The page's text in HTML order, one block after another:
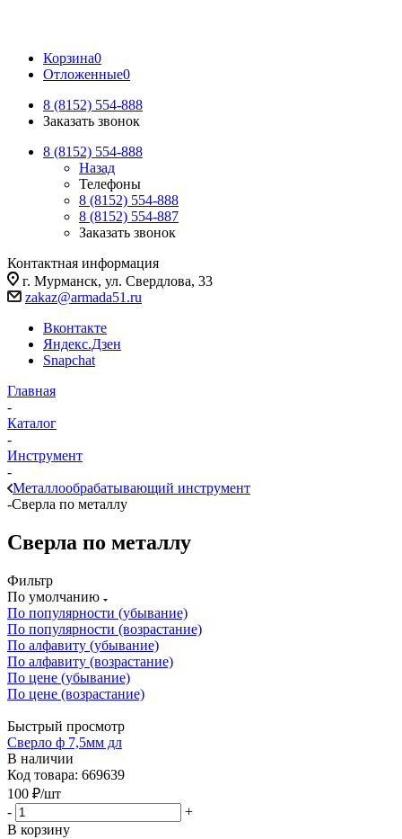
Корзина0
Отложенные0
8 (8152) 554-888
Заказать звонок
8 (8152) 554-888
Назад
Телефоны
8 (8152) 554-888
8 (8152) 554-887
Заказать звонок
Контактная информация
г. Мурманск, ул. Свердлова, 33
zakaz@armada51.ru
Вконтакте
Яндекс.Дзен
Snapchat
Главная
-
Каталог
-
Инструмент
-
Металлообрабатывающий инструмент
-Сверла по металлу
Сверла по металлу
Фильтр
По умолчанию
По популярности (убывание)
По популярности (возрастание)
По алфавиту (убывание)
По алфавиту (возрастание)
По цене (убывание)
По цене (возрастание)
Быстрый просмотр
Сверло ф 7,5мм дл
В наличии
Код товара: 669639
100 ₽/шт
-
+
В корзину